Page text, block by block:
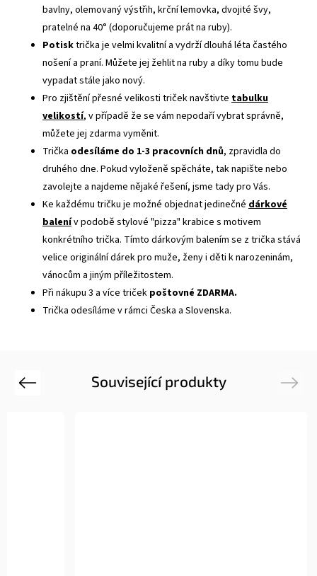
bavlny, olemovaný výstřih, krční lemovka, dvojité švy,
pratelné na 40° (doporučujeme prát na ruby).
Potisktrička je velmi kvalitní a vydrží dlouhá léta častého
nošení a praní. Můžete jej žehlit na ruby a díky tomu bude
vypadat stále jako nový.
Pro zjištění přesné velikosti triček navštivte tabulku
velikostí, v případě že se vám nepodaří vybrat správně,
můžete jej zdarma vyměnit.
Trička odesíláme do 1-3 pracovních dnů, zpravidla do
druhého dne. Pokud vyloženě spěcháte, tak napište nebo
zavolejte a najdeme nějaké řešení, jsme tady pro Vás.
Ke každému tričku je možné objednat jedinečné dárkové
balenív podobě stylové "pizza" krabice s motivem
konkrétního trička. Tímto dárkovým balením se z trička stává
velice originální dárek pro muže, ženy i děti k narozeninám,
vánocům a jiným příležitostem.
Při nákupu 3 a více triček poštovné ZDARMA.
Trička odesíláme v rámci Česka a Slovenska.
Související produkty
Previous Next